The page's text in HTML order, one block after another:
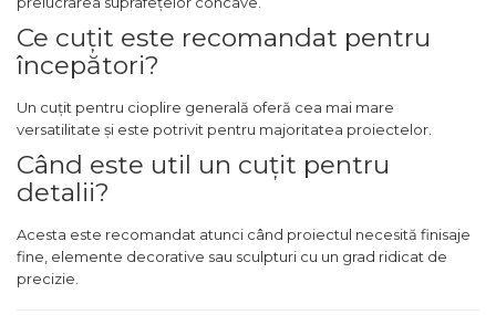
Rindele Electrice
Generator Curent Electric
Masina debitat metal
Fierastraie Electrice
Fierastrau cu banda vertical
Foarfeci Electrice
Industriale
Dezumidificatoare de Aer
Ce cuțit este recomandat pentru
începători?
Un cuțit pentru cioplire generală oferă cea mai mare
versatilitate și este potrivit pentru majoritatea proiectelor.
Când este util un cuțit pentru
detalii?
Acesta este recomandat atunci când proiectul necesită finisaje
fine, elemente decorative sau sculpturi cu un grad ridicat de
precizie.